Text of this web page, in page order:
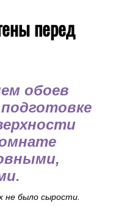
перед
обоев
не было сырости.